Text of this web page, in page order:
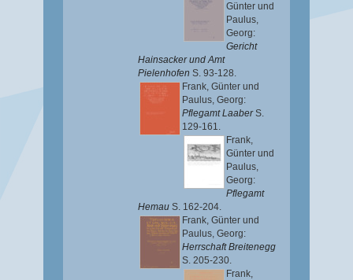
Günter und
Paulus,
Georg:
Gericht
Hainsacker und Amt
Pielenhofen S. 93-128.
Frank, Günter und
Paulus, Georg:
Pflegamt LaaberS.
129-161.
Frank,
Günter und
Paulus,
Georg:
Pflegamt
Hemau S. 162-204.
Frank, Günter und
Paulus, Georg:
Herrschaft Breitenegg
S. 205-230.
Frank,